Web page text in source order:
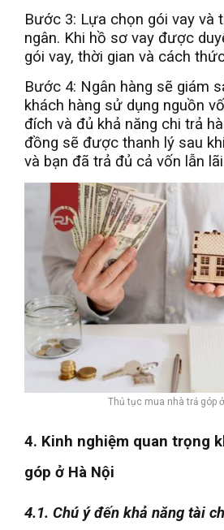
Bước 3: Lựa chọn gói vay và
ngân. Khi hồ sơ vay được
gói vay, thời gian và cách
Bước 4: Ngân hàng sẽ giám
khách hàng sử dụng nguồn
đích và đủ khả năng chi trả
đồng sẽ được thanh lý sau
và bạn đã trả đủ cả vốn lẫn
Thủ tục mua nhà trả góp
4. Kinh nghiệm quan trọng
góp ở Hà Nội
4.1. Chú ý đến khả năng tài